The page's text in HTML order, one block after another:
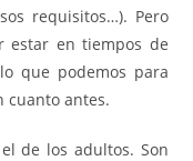
requisitos…). Pero
estar en tiempos de
que podemos para
cuanto antes.
de los adultos. Son